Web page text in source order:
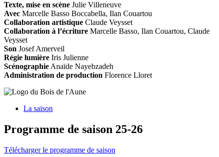
Texte, mise en scène Julie Villeneuve
Avec Marcelle Basso Boccabella, Ilan Couartou
Collaboration artistique Claude Veysset
Collaboration à l’écriture Marcelle Basso, Ilan Couartou, Claude
Veysset
Son Josef Amerveil
Régie lumière Iris Julienne
Scénographie Anaïde Nayebzadeh
Administration de production Florence Lloret
La saison
Programme de saison 25-26
Télécharger le programme de saison